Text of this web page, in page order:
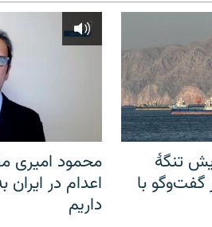
تنگهٔ
با
محمود امیری
اعدام در
داریم